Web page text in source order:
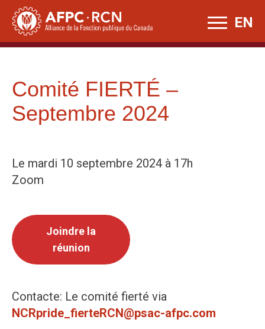
Skip
content
EN
Comité FIERTÉ –
Septembre 2024
Le mardi 10 septembre 2024 à 17h
Zoom
Joindre la
réunion
Contacte: Le comité fierté via
NCRpride_fierteRCN@psac-afpc.com